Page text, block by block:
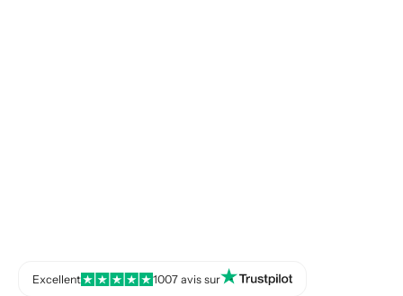
Excellent 1007 avis sur